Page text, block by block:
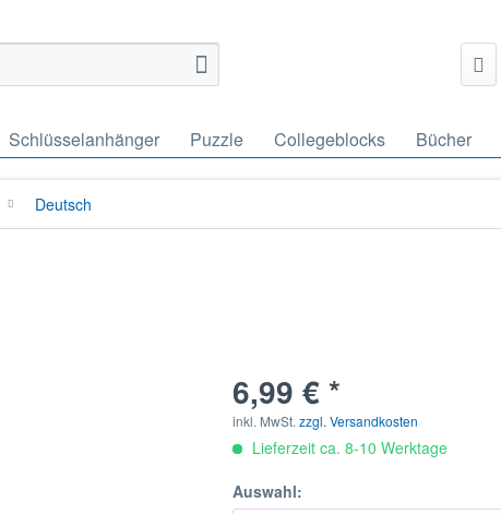
Schlüsselanhänger Puzzle Collegeblocks Bücher
Deutsch
6,99 € *
inkl. MwSt.zzgl. Versandkosten
Lieferzeit ca. 8-10 Werktage
Auswahl: